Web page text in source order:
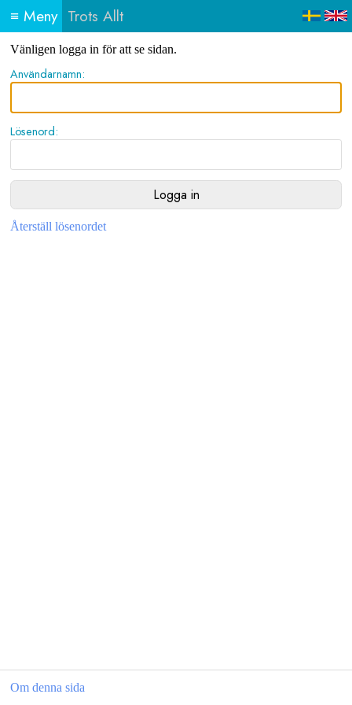
≡Meny Trots Allt
Vänligen logga in för att se sidan.
Användarnamn:
Lösenord:
Återställ lösenordet
Om denna sida